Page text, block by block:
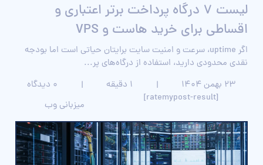
لیست ۷ درگاه پرداخت برتر اعتباری و
اقساطی برای خرید هاست و VPS
اگر uptime، سرعت و امنیت سایت برایتان حیاتی است اما بودجه
نقدی محدودی دارید، استفاده از درگاه‌های پر...
۲۳ بهمن ۱۴۰۴
| 1 دقیقه |
0 دیدگاه
[ratemypost-result]
میزبانی وب